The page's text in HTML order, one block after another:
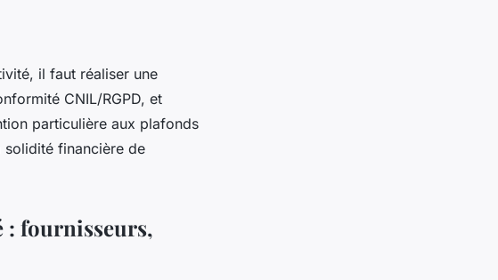
il faut réaliser une
CNIL/RGPD, et
particulière aux plafonds
solidité financière de
: fournisseurs,